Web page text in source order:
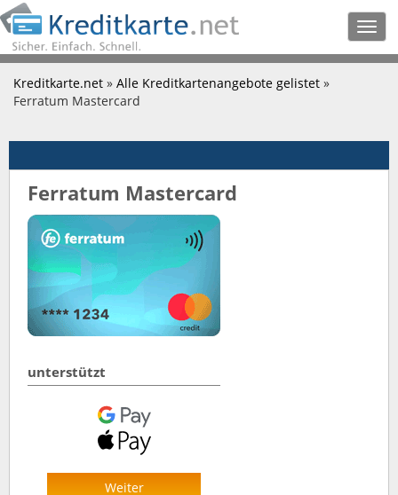
Kreditkarte.net » Alle Kreditkartenangebote gelistet »
Ferratum Mastercard
Ferratum Mastercard
unterstützt
Weiter